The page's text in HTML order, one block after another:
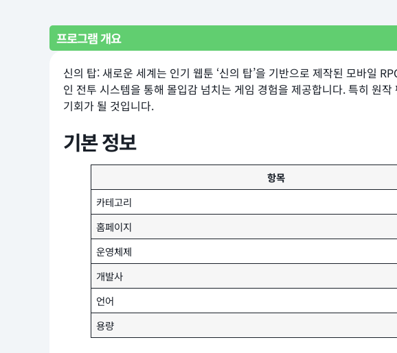
프로그램 개요
신의 탑: 새로운 세계는 인기 웹툰 ‘신의 탑’을 기반으로 제작된 모바일
인 전투 시스템을 통해 몰입감 넘치는 게임 경험을 제공합니다. 특히 원
기회가 될 것입니다.
기본 정보
항목
카테고리
홈페이지
운영체제
개발사
언어
용량